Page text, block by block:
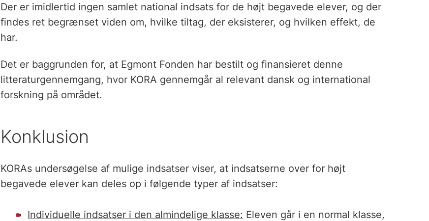
Der er imidlertid ingen samlet national indsats for de højt begavede elever, og der
findes ret begrænset viden om, hvilke tiltag, der eksisterer, og hvilken effekt, de
har.
Det er baggrunden for, at Egmont Fonden har bestilt og finansieret denne
litteraturgennemgang, hvor KORA gennemgår al relevant dansk og international
forskning på området.
Konklusion
KORAs undersøgelse af mulige indsatser viser, at indsatserne over for højt
begavede elever kan deles op i følgende typer af indsatser:
Individuelle indsatser i den almindelige klasse: Eleven går i en normal klasse,